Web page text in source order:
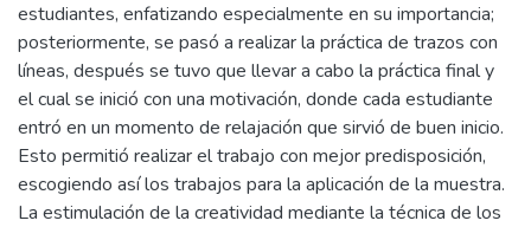
estudiantes, enfatizando especialmente en su importancia;
posteriormente, se pasó a realizar la práctica de trazos con
líneas, después se tuvo que llevar a cabo la práctica final y
el cual se inició con una motivación, donde cada estudiante
entró en un momento de relajación que sirvió de buen inicio.
Esto permitió realizar el trabajo con mejor predisposición,
escogiendo así los trabajos para la aplicación de la muestra.
La estimulación de la creatividad mediante la técnica de los